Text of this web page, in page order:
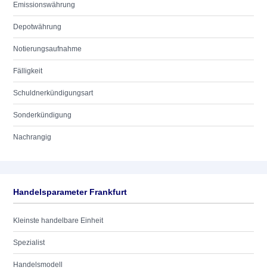
Emissionswährung
Depotwährung
Notierungsaufnahme
Fälligkeit
Schuldnerkündigungsart
Sonderkündigung
Nachrangig
Handelsparameter Frankfurt
Kleinste handelbare Einheit
Spezialist
Handelsmodell